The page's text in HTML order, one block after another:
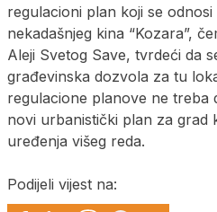
regulacioni plan koji se
nekadašnjeg kina “Kozara”,
Aleji Svetog Save, tvrdeći da
građevinska dozvola za tu
regulacione planove ne treba
novi urbanistički plan za
uređenja višeg reda.
Podijeli vijest na: